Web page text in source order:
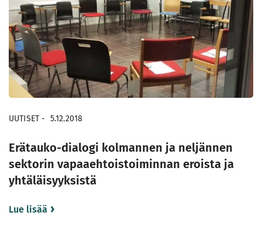
UUTISET - 5.12.2018
Erätauko-dialogi kolmannen ja neljännen
sektorin vapaaehtoistoiminnan eroista ja
yhtäläisyyksistä
Lue lisää